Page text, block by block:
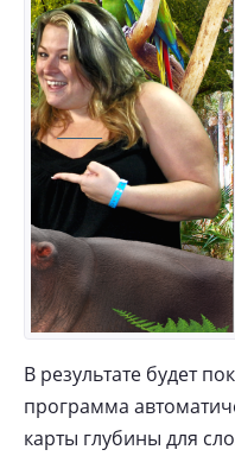
В результате будет
программа
карты глубины для